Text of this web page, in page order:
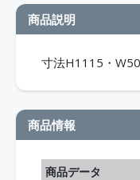
商品説明
寸法H1115・
商品情報
商品データ